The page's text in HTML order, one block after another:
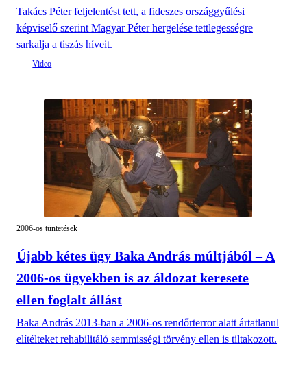
Takács Péter feljelentést tett, a fideszes országgyűlési
képviselő szerint Magyar Péter hergelése tettlegességre
sarkalja a tiszás híveit.
2006-os tüntetések
Újabb kétes ügy Baka András múltjából – A
2006-os ügyekben is az áldozat keresete
ellen foglalt állást
Baka András 2013-ban a 2006-os rendőrterror alatt ártatlanul
elítélteket rehabilitáló semmisségi törvény ellen is tiltakozott.